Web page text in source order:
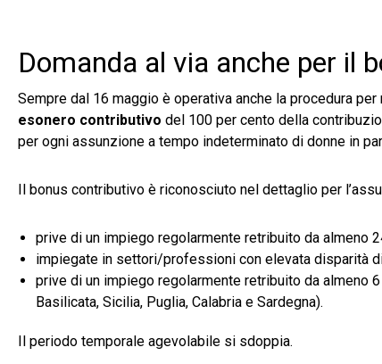
Domanda al via anche per il
Sempre dal 16 maggio è operativa anche la procedura
esonero contributivo del 100 per cento della
per ogni assunzione a tempo indeterminato di donne in
Il bonus contributivo è riconosciuto nel dettaglio per
prive di un impiego regolarmente retribuito da almeno
impiegate in settori/professioni con elevata disparità
prive di un impiego regolarmente retribuito da almeno
Basilicata, Sicilia, Puglia, Calabria e Sardegna).
Il periodo temporale agevolabile si sdoppia.